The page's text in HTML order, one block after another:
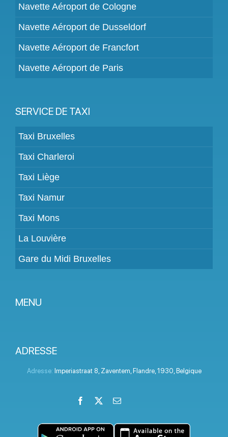
Navette Aéroport de Cologne
Navette Aéroport de Dusseldorf
Navette Aéroport de Francfort
Navette Aéroport de Paris
SERVICE DE TAXI
Taxi Bruxelles
Taxi Charleroi
Taxi Liège
Taxi Namur
Taxi Mons
La Louvière
Gare du Midi Bruxelles
MENU
Tarifs
Espace Client
Politique de confidentialité
ADRESSE
Adresse: Imperiastraat 8 Zaventem Flandre, 1930 Belgique
Facebook Email